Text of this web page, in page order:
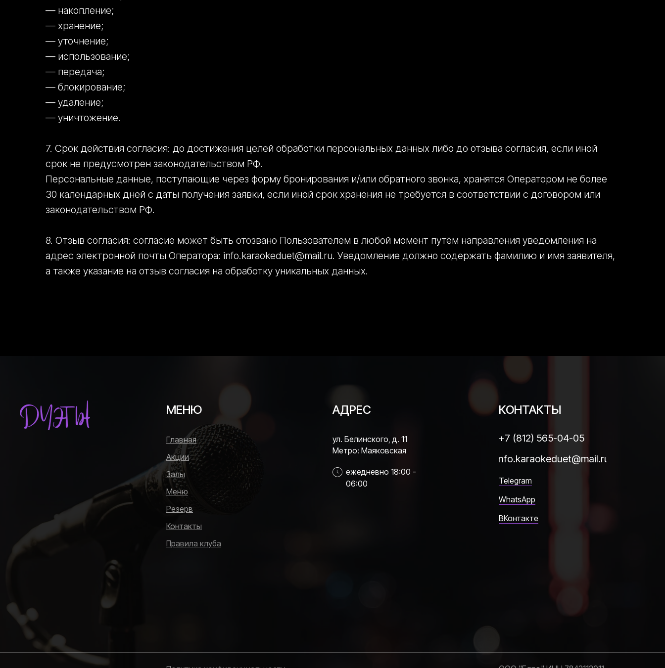
— накопление;
— хранение;
— уточнение;
— использование;
— передача;
— блокирование;
— удаление;
— уничтожение.
7. Срок действия согласия: до достижения целей обработки персональных данных либо до отзыва согласия, если иной
срок не предусмотрен законодательством РФ.
Персональные данные, поступающие через форму бронирования и/или обратного звонка, хранятся Оператором не более
30 календарных дней с даты получения заявки, если иной срок хранения не требуется в соответствии с договором или
законодательством РФ.
8. Отзыв согласия: согласие может быть отозвано Пользователем в любой момент путём направления уведомления на
адрес электронной почты Оператора: info.karaokeduet@mail.ru. Уведомление должно содержать фамилию и имя заявителя,
а также указание на отзыв согласия на обработку уникальных данных.
МЕНЮ
ежедневно 18:00 -
06:00
Главная
Акции
Залы
Меню
Резерв
Контакты
Правила клуба
АДРЕС
ул. Белинского, д. 11
Метро: Маяковская
Telegram
WhatsApp
ВКонтакте
КОНТАКТЫ
+7 (812) 565-04-05
info.karaokeduet@mail.ru